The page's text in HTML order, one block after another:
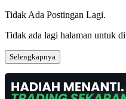
Tidak Ada Postingan Lagi.
Tidak ada lagi halaman untuk
Selengkapnya